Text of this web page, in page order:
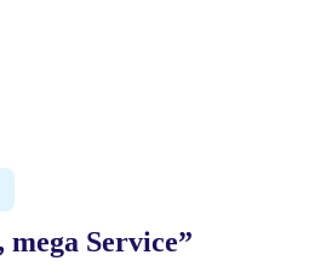
mega Service”